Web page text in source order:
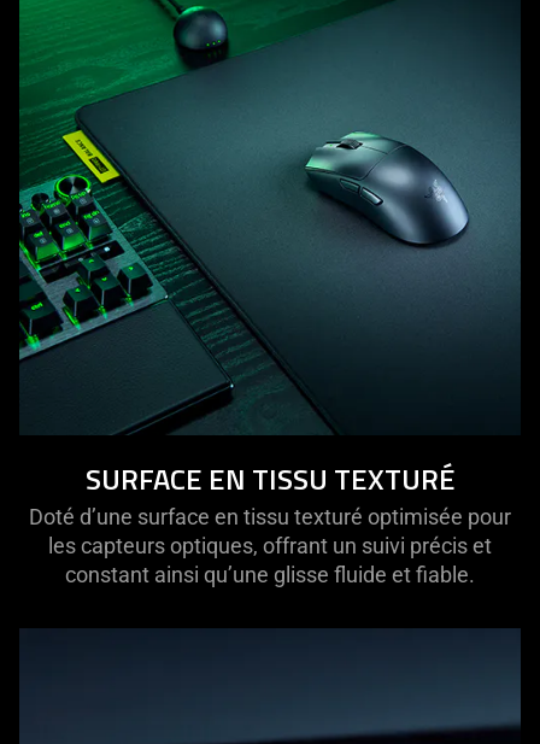
SURFACE EN TISSU TEXTURÉ
Doté d’une surface en tissu texturé optimisée pour
les capteurs optiques, offrant un suivi précis et
constant ainsi qu’une glisse fluide et fiable.